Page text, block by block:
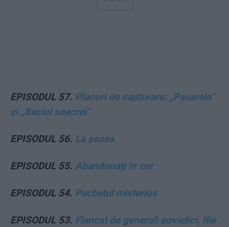
EPISODUL 57. Planuri de capturare: „Pasarela”
și „Beciul soacrei”
EPISODUL 56. La șosea
EPISODUL 55. Abandonați în cer
EPISODUL 54. Pachetul misterios
EPISODUL 53. Flancat de generali sovietici, Ilie